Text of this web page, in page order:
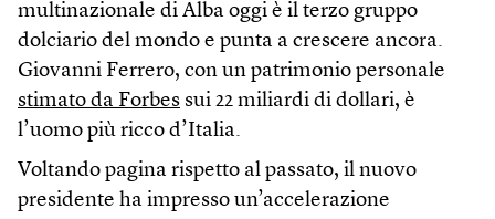
multinazionale di Alba oggi è il terzo gruppo
dolciario del mondo e punta a crescere ancora.
Giovanni Ferrero, con un patrimonio personale
stimato da Forbes sui 22 miliardi di dollari, è
l’uomo più ricco d’Italia.
Voltando pagina rispetto al passato, il nuovo
presidente ha impresso un’accelerazione